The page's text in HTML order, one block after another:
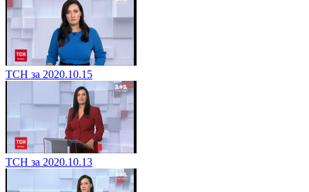
ТСН за 2020.10.15
ТСН за 2020.10.13